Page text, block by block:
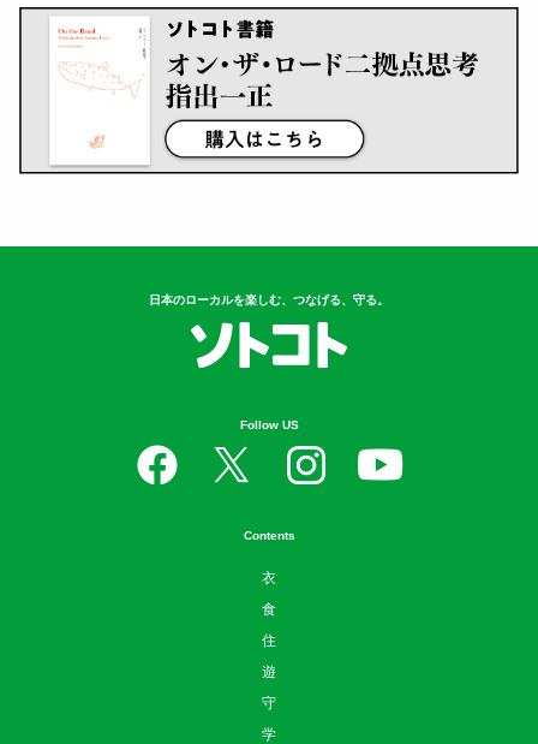
日本のローカルを楽しむ、つなげる、守る。
Follow US
Contents
衣
食
住
遊
守
学